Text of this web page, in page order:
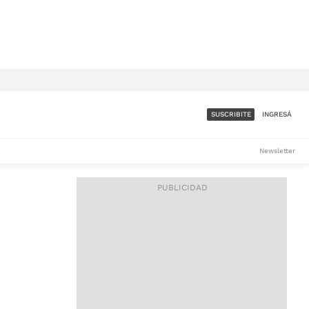
ACCESO FULL - $1.800/MES
SUSCRIBITE INGRESÁ
Newsletter